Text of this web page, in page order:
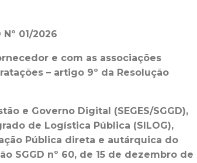
Nº 01/2026
e com as associações
– artigo 9º da Resolução
e Governo Digital (SEGES/SGGD),
de Logística Pública (SILOG),
Pública direta e autárquica do
SGGD nº 60, de 15 de dezembro de